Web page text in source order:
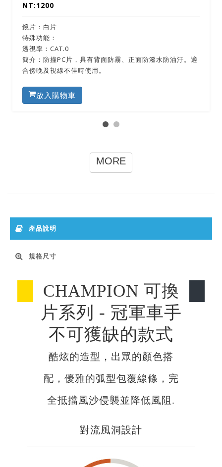
NT:1200
鏡片：白片
特殊功能：
透視率：CAT.0
簡介：防撞PC片，具有背面防霧、正面防潑水防油汙。適
合傍晚及視線不佳時使用。
放入購物車
MORE
產品說明
規格尺寸
CHAMPION 可換
片系列 - 冠軍車手
不可獲缺的款式
酷炫的造型，出眾的顏色搭
配，優雅的弧型包覆線條，完
全抵擋風沙侵襲並降低風阻.
對流風洞設計